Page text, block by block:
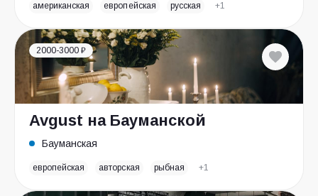
американская европейская русская +1
2000-3000 ₽
Avgust на Бауманской
Бауманская
европейская авторская рыбная +1